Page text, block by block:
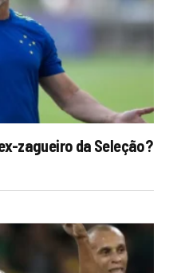
zagueiro da Seleção?